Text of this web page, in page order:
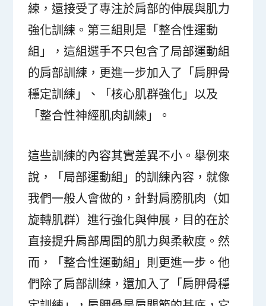
練，還接受了專注於肩部的伸展與肌力
強化訓練。第三組則是「整合性運動
組」，這組選手不只包含了局部運動組
的肩部訓練，更進一步加入了「肩胛骨
穩定訓練」、「核心肌群強化」以及
「整合性神經肌肉訓練」。
這些訓練的內容其實差異不小。舉例來
說，「局部運動組」的訓練內容，就像
我們一般人會做的，針對肩膀肌肉（如
旋轉肌群）進行強化與伸展，目的在於
直接提升肩部周圍的肌力與柔軟度。然
而，「整合性運動組」則更進一步。他
們除了肩部訓練，還加入了「肩胛骨穩